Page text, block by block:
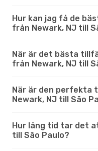
Hur kan jag få de
från Newark, NJ till
När är det bästa
från Newark, NJ till
När är den perfekta
Newark, NJ till São
Hur lång tid tar det
till São Paulo?